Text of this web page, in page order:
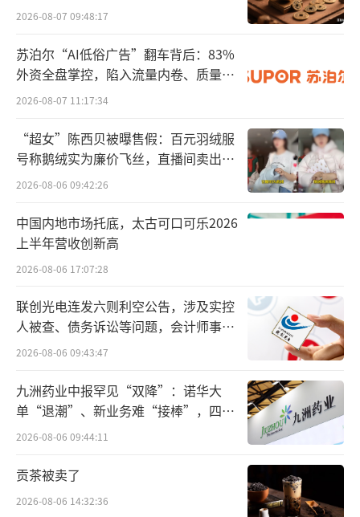
“从苹果的布局来看，XR行业是苹果重注
的未来的方向。一方面，苹果自己说 Vision Pr
o已经是苹果内部科技含量最高的产品没有之
一；另外一方面，根据苹果6月份开发者大会上
对Vision Pro的解释，Vision Pro等于PC+平板
+高清3D摄像机+家庭沉浸影院+互动游戏乐园
等等，它的市场空间是一般消费电子产品比不
间。”业内人士如是说。（责任编辑：zx0280）
2026-08-07 09:48:17
苏泊尔“AI低俗广告”翻车背后：83%
外资全盘掌控，陷入流量内卷、质量频
发的负循环
2026-08-07 11:17:34
“超女”陈西贝被曝售假：百元羽绒服
号称鹅绒实为廉价飞丝，直播间卖出超
百万元
2026-08-06 09:42:26
中国内地市场托底，太古可口可乐2026
上半年营收创新高
2026-08-06 17:07:28
联创光电连发六则利空公告，涉及实控
人被查、债务诉讼等问题，会计师事务
所曾出具“保留意见”
2026-08-06 09:43:47
九洲药业中报罕见“双降”：诺华大
单“退潮”、新业务难“接棒”，四大
难关待闯
2026-08-06 09:44:11
贡茶被卖了
2026-08-06 14:32:36